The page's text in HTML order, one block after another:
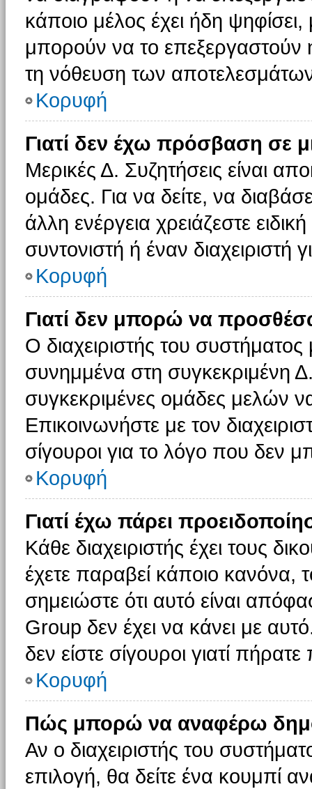
κάποιο μέλος έχει ήδη ψηφίσει,
μπορούν να το επεξεργαστούν
τη νόθευση των
Κορυφή
Γιατί δεν έχω πρόσβαση σε
Μερικές Δ. Συζητήσεις είναι
ομάδες. Για να δείτε, να
άλλη ενέργεια χρειάζεστε
συντονιστή ή έναν διαχειριστή
Κορυφή
Γιατί δεν μπορώ να
Ο διαχειριστής του
συνημμένα στη συγκεκριμένη
συγκεκριμένες ομάδες μελών
Επικοινωνήστε με τον
σίγουροι για το λόγο που δεν
Κορυφή
Γιατί έχω πάρει
Κάθε διαχειριστής έχει τους
έχετε παραβεί κάποιο κανόνα,
σημειώστε ότι αυτό είναι
Group δεν έχει να κάνει με
δεν είστε σίγουροι γιατί
Κορυφή
Πώς μπορώ να αναφέρω
Αν ο διαχειριστής του
επιλογή, θα δείτε ένα κουμπί